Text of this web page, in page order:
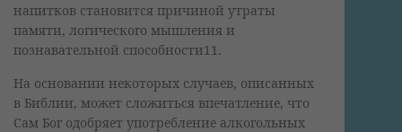
напитков становится причиной утраты
памяти, логического мышления и
познавательной способности11.
На основании некоторых случаев, описанных
в Библии, может сложиться впечатление, что
Сам Бог одобряет употребление алкогольных